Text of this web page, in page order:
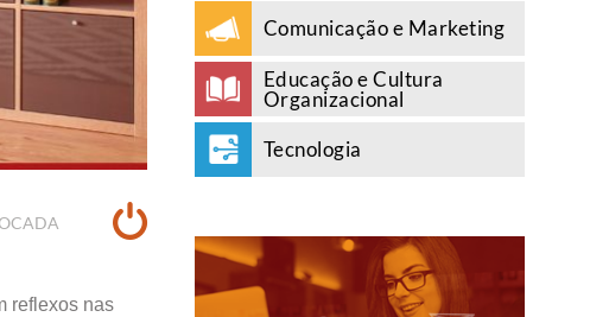
reflexos nas
Comunicação e Marketing
Educação e Cultura
Organizacional
Tecnologia